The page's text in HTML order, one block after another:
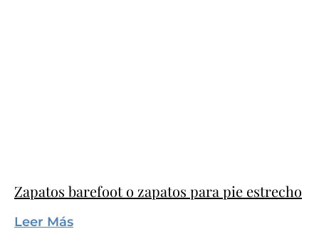
Zapatos barefoot o zapatos para pie estrecho
Leer Más